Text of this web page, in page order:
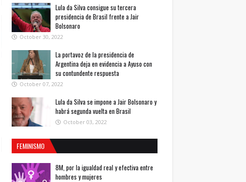
Lula da Silva consigue su tercera
presidencia de Brasil frente a Jair
Bolsonaro
October 30, 2022
La portavoz de la presidencia de
Argentina deja en evidencia a Ayuso con
su contundente respuesta
October 07, 2022
Lula da Silva se impone a Jair Bolsonaro y
habrá segunda vuelta en Brasil
October 03, 2022
FEMINISMO
8M, por la igualdad real y efectiva entre
hombres y mujeres